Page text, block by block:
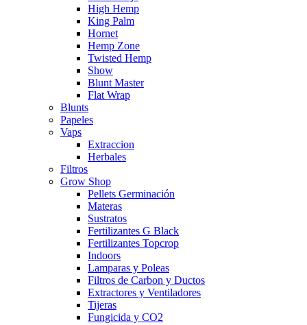
High Hemp
King Palm
Hornet
Hemp Zone
Twisted Hemp
Show
Blunt Master
Flat Wrap
Blunts
Papeles
Vaps
Extraccion
Herbales
Filtros
Grow Shop
Pellets Germinación
Materas
Sustratos
Fertilizantes G Black
Fertilizantes Topcrop
Indoors
Lamparas y Poleas
Filtros de Carbon y Ductos
Extractores y Ventiladores
Tijeras
Fungicida y CO2